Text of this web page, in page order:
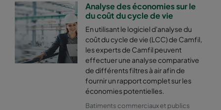
2550 490x592x520-6 ePM2,5 50%
2550 592x287x520-8 ePM2,5 50% M6
2550 287x592x520-4 ePM2,5 50% M6
2550 592x592x370-8 ePM2,5 50%
Analyse des économies sur le
du coût du cycle de vie
En utilisant le logiciel d'analyse du
coût du cycle de vie (LCC) de Camfil,
les experts de Camfil peuvent
effectuer une analyse comparative
de différents filtres à air afin de
fournir un rapport complet sur les
économies potentielles.
Batiments commerciaux et publics